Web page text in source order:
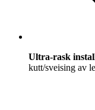
Ultra-rask
kutt/sveising av